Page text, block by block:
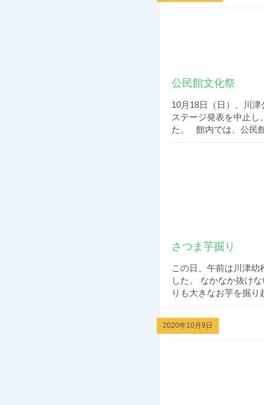
公民館文化祭
10月18日（日）、川
ステージ発表を中止
た。 館内では、公民
さつま芋掘り
この日、午前は川津
した。 なかなか抜け
りも大きなお芋を掘
2020年10月9日